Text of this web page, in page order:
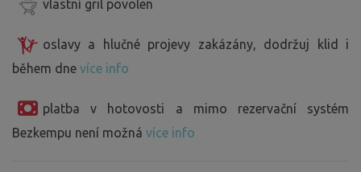
vlastní gril povolen
oslavy a hlučné projevy zakázány, dodržuj klid i
během dne více info
platba v hotovosti a mimo rezervační systém
Bezkempu není možná více info